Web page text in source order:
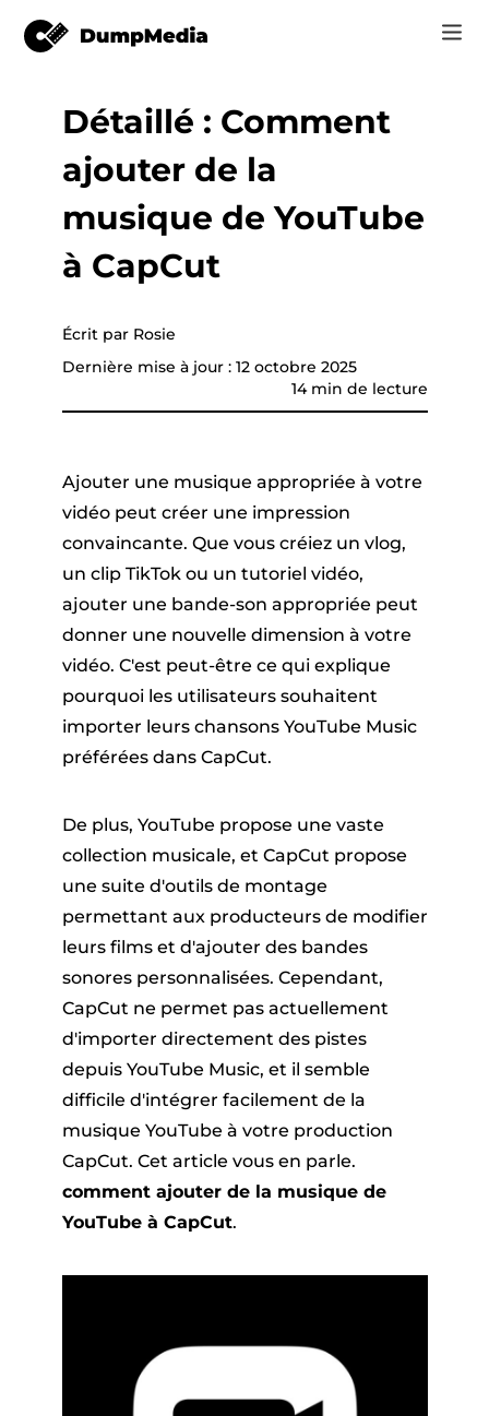
Music
de
YouTube
Pandora
SoundCloud
Vidéo
Outils en ligne
Spotify en mp3
YouTube Music à MP3
Suno à MP3
Boutique
Comment
Assistance
Se connecter
S'inscrire
Détaillé : Comment
ajouter de la
musique de YouTube
à CapCut
Écrit par Rosie
Dernière mise à jour : 12 octobre 2025
14 min de lecture
Ajouter une musique appropriée à votre
vidéo peut créer une impression
convaincante. Que vous créiez un vlog,
un clip TikTok ou un tutoriel vidéo,
ajouter une bande-son appropriée peut
donner une nouvelle dimension à votre
vidéo. C'est peut-être ce qui explique
pourquoi les utilisateurs souhaitent
importer leurs chansons YouTube Music
préférées dans CapCut.
De plus, YouTube propose une vaste
collection musicale, et CapCut propose
une suite d'outils de montage
permettant aux producteurs de modifier
leurs films et d'ajouter des bandes
sonores personnalisées. Cependant,
CapCut ne permet pas actuellement
d'importer directement des pistes
depuis YouTube Music, et il semble
difficile d'intégrer facilement de la
musique YouTube à votre production
CapCut. Cet article vous en parle.
comment ajouter de la musique de
YouTube à CapCut.